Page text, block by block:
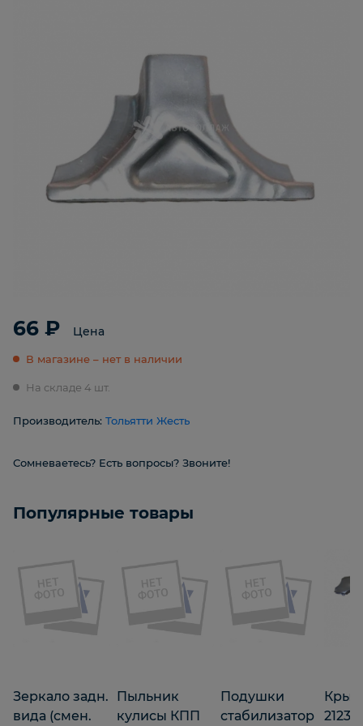
66 ₽ Цена
В магазине – нет в наличии
На складе 4 шт.
Производитель: Тольятти Жесть
Сомневаетесь? Есть вопросы? Звоните!
Популярные товары
Зеркало задн.
вида (смен.
Пыльник
кулисы КПП
Подушки
стабилизатор
2123